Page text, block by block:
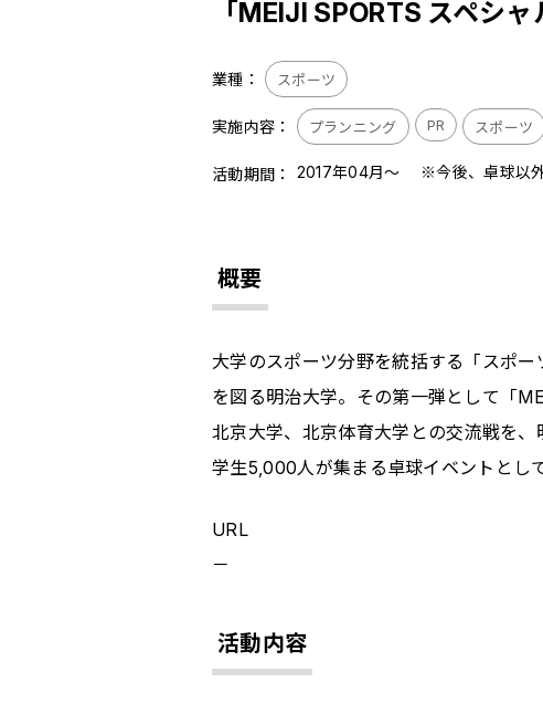
「MEIJI SPORTS スペシャ
業種： スポーツ
実施内容： プランニング PR スポーツ
活動期間： 2017年04月～ ※今後、卓球以外
概要
大学のスポーツ分野を統括する「スポ
を図る明治大学。その第一弾として「
北京大学、北京体育大学との交流戦を
学生5,000人が集まる卓球イベントとし
URL
－
活動内容